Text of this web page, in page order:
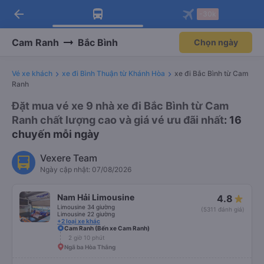
Tải app Vexere ngay!
Nhận ưu đãi thành viên độc
Mở app
Tải app Vexere
-30k/ghế khi đặt vé máy bay qua
Mở app
arrow_back
Cam Ranh Bắc Bình Chọn ngày
Vé xe khách xe đi Bình Thuận từ Khánh Hòa
xe đi Bắc Bình từ Cam
Ranh
Đặt mua vé xe 9 nhà xe đi Bắc Bình từ Cam
Ranh chất lượng cao và giá vé ưu đãi nhất: 16
chuyến mỗi ngày
Vexere Team
Ngày cập nhật: 07/08/2026
Nam Hải Limousine
Limousine 34 giường
Limousine 22 giường
+2 loại xe khác
4.8
(5311 đánh giá)
Cam Ranh (Bến xe Cam Ranh)
2 giờ 10 phút
Ngã ba Hòa Thắng